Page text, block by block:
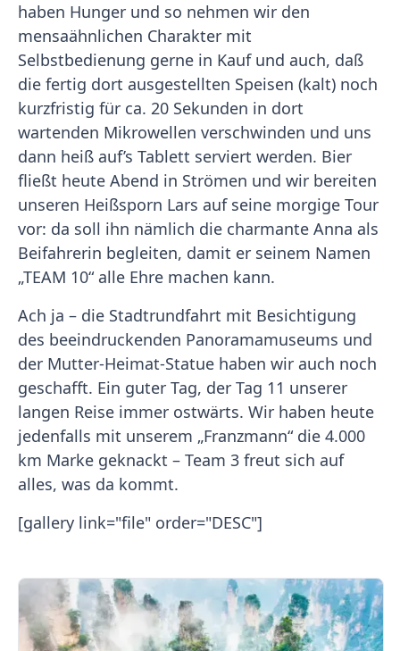
haben Hunger und so nehmen wir den
mensaähnlichen Charakter mit
Selbstbedienung gerne in Kauf und auch, daß
die fertig dort ausgestellten Speisen (kalt) noch
kurzfristig für ca. 20 Sekunden in dort
wartenden Mikrowellen verschwinden und uns
dann heiß auf’s Tablett serviert werden. Bier
fließt heute Abend in Strömen und wir bereiten
unseren Heißsporn Lars auf seine morgige Tour
vor: da soll ihn nämlich die charmante Anna als
Beifahrerin begleiten, damit er seinem Namen
„TEAM 10“ alle Ehre machen kann.
Ach ja – die Stadtrundfahrt mit Besichtigung
des beeindruckenden Panoramamuseums und
der Mutter-Heimat-Statue haben wir auch noch
geschafft. Ein guter Tag, der Tag 11 unserer
langen Reise immer ostwärts. Wir haben heute
jedenfalls mit unserem „Franzmann“ die 4.000
km Marke geknackt – Team 3 freut sich auf
alles, was da kommt.
[gallery link="file" order="DESC"]